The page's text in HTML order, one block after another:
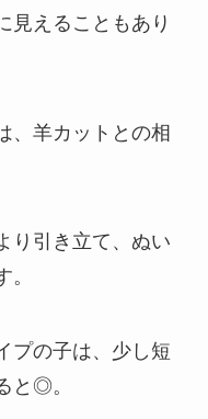
見えることもあり
、羊カットとの相
り引き立て、ぬい
プの子は、少し短
と◎。